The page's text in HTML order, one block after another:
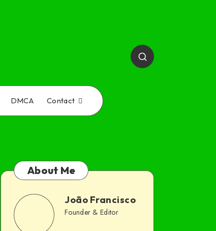
DMCA Contact
About Me
João
João Francisco
Founder & Editor